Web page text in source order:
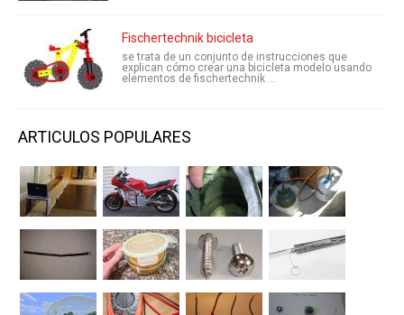
Fischertechnik bicicleta
se trata de un conjunto de instrucciones que
explican cómo crear una bicicleta modelo usando
elementos de fischertechnik ...
ARTICULOS POPULARES